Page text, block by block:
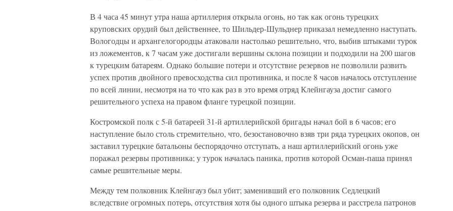
В 4 часа 45 минут утра наша артиллерия открыла огонь, но так как огонь турецких
круповских орудий был действеннее, то Шильдер-Шульднер приказал немедленно наступать.
Вологодцы и архангелогородцы атаковали настолько решительно, что, выбив штыками турок
из ложементов, к 7 часам уже достигали вершины склона позиции и подходили на 200 шагов
к турецким батареям. Однако большие потери и отсутствие резервов не позволили развить
успех против двойного превосходства сил противника, и после 8 часов началось отступление
по всей линии, несмотря на то что как раз в это время отряд Клейнгауза достиг самого
решительного успеха на правом фланге турецкой позиции.
Костромской полк с 5-й батареей 31-й артиллерийской бригады начал бой в 6 часов; его
наступление было столь стремительно, что, безостановочно взяв три ряда турецких окопов, он
заставил турецкие батальоны беспорядочно отступать, а наш артиллерийский огонь уже
поражал резервы противника; у турок началась паника, против которой Осман-паша принял
самые решительные меры.
Между тем полковник Клейнгауз был убит; заменивший его полковник Седлецкий
вследствие огромных потерь, отсутствия хотя бы одного штыка резерва и расстрела патронов